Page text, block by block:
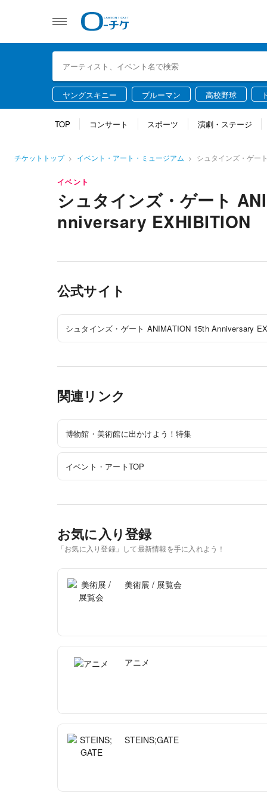
ヤングスキニー ブルーマン 高校野球
TOP コンサート スポーツ 演劇・ステージ
チケットトップ イベント・アート・ミュージアム シュタインズ・ゲー
イベント
シュタインズ・ゲート
nniversary EXHIBITION
公式サイト
シュタインズ・ゲート ANIMATION 15th Anniversary
関連リンク
博物館・美術館に出かけよう！特集
イベント・アートTOP
お気に入り登録
「お気に入り登録」して最新情報を手に入れよう！
美術展 / 展覧会
アニメ
STEINS;GATE